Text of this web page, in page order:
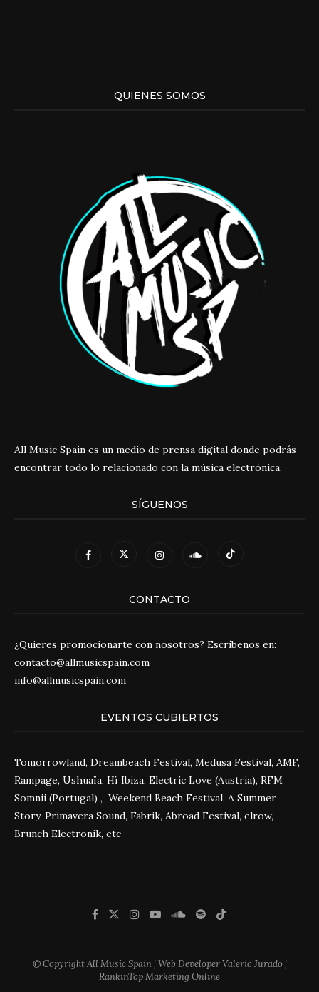
QUIENES SOMOS
All Music Spain es un medio de prensa digital donde podrás
encontrar todo lo relacionado con la música electrónica.
SÍGUENOS
CONTACTO
¿Quieres promocionarte con nosotros? Escríbenos en:
contacto@allmusicspain.com
info@allmusicspain.com
EVENTOS CUBIERTOS
Tomorrowland, Dreambeach Festival, Medusa Festival, AMF,
Rampage, Ushuaïa, Hï Ibiza, Electric Love (Austria), RFM
Somnii (Portugal) , Weekend Beach Festival, A Summer
Story, Primavera Sound, Fabrik, Abroad Festival, elrow,
Brunch Electronik, etc
© Copyright All Music Spain | Web Developer Valerio Jurado |
RankinTop Marketing Online